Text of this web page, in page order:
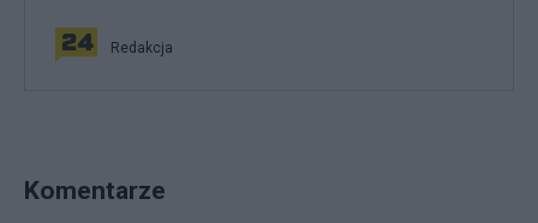
Redakcja
Komentarze